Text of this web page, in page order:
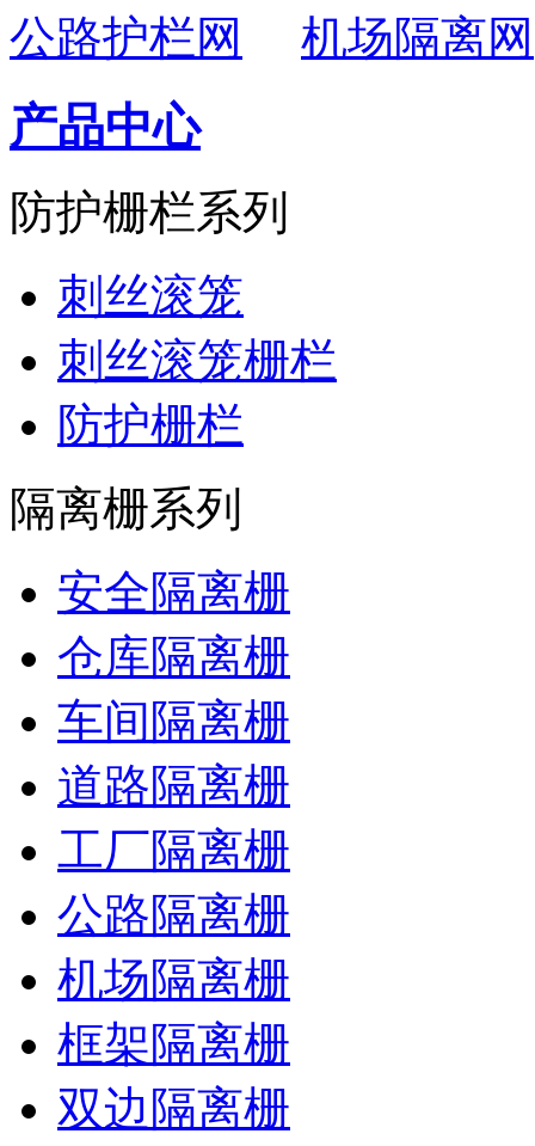
公路护栏网
机场隔离网
产品中心
防护栅栏系列
刺丝滚笼
刺丝滚笼栅栏
防护栅栏
隔离栅系列
安全隔离栅
仓库隔离栅
车间隔离栅
道路隔离栅
工厂隔离栅
公路隔离栅
机场隔离栅
框架隔离栅
双边隔离栅